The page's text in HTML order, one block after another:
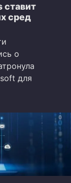
ставит
сред
о
для